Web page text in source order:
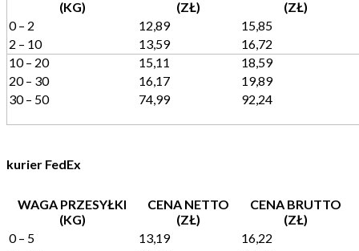
(KG)
(ZŁ)
(ZŁ)
0 – 2
12,89
15,85
2 – 10
13,59
16,72
10 – 20
15,11
18,59
20 – 30
16,17
19,89
30 – 50
74,99 92,24
kurier FedEx
WAGA PRZESYŁKI
(KG)
CENA NETTO
(ZŁ)
CENA BRUTTO
(ZŁ)
0 – 5
13,19
16,22